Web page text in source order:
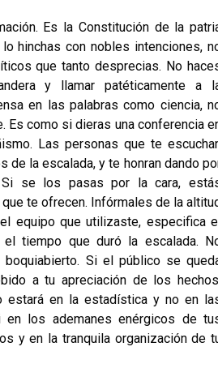
Es la Constitución de la
hinchas con nobles intenciones,
que tanto desprecias. No
y llamar patéticamente a
en las palabras como ciencia,
Es como si dieras una conferencia
Las personas que te
de la escalada, y te honran dando
se los pasas por la cara,
te ofrecen. Infórmales de la
equipo que utilizaste, especifica
tiempo que duró la escalada.
Si el público se
a tu apreciación de los
estará en la estadística y no en
los ademanes enérgicos de
y en la tranquila organización de